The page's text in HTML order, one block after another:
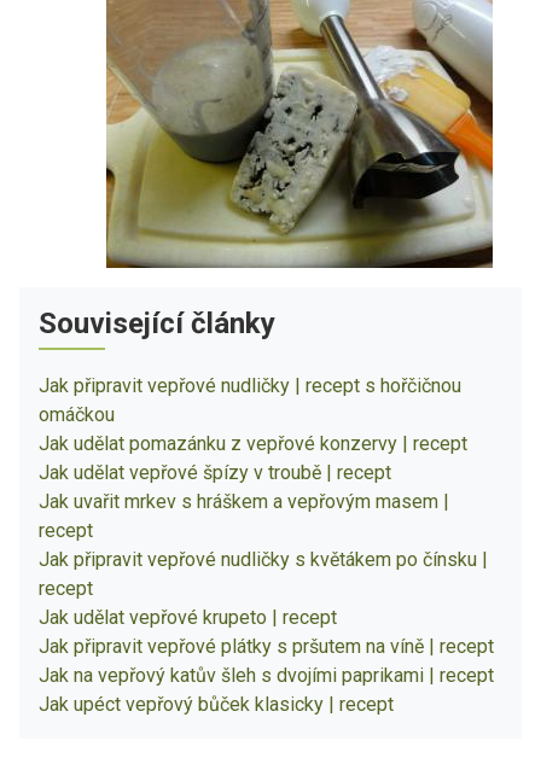
Související články
Jak připravit vepřové nudličky | recept s hořčičnou
omáčkou
Jak udělat pomazánku z vepřové konzervy | recept
Jak udělat vepřové špízy v troubě | recept
Jak uvařit mrkev s hráškem a vepřovým masem |
recept
Jak připravit vepřové nudličky s květákem po čínsku |
recept
Jak udělat vepřové krupeto | recept
Jak připravit vepřové plátky s pršutem na víně | recept
Jak na vepřový katův šleh s dvojími paprikami | recept
Jak upéct vepřový bůček klasicky | recept